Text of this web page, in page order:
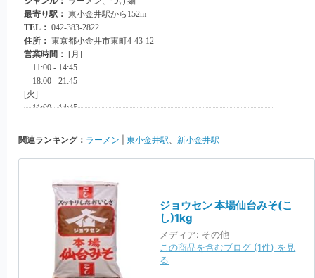
関連ランキング： ラーメン 東小金井駅、 新小金井駅
ジョウセン 本場仙台みそ(こ
し)1kg
メディア: その他
この商品を含むブログ (1件) を見
る